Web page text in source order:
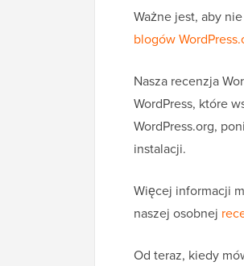
Ważne jest, aby
blogów
Nasza recenzja
WordPress, które
WordPress.org,
instalacji.
Więcej informacji
naszej osobnej
Od teraz, kiedy